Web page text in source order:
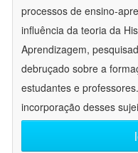
processos de ensino-
influência da teoria da
Aprendizagem,
debruçado sobre a
estudantes e
incorporação desses sujei